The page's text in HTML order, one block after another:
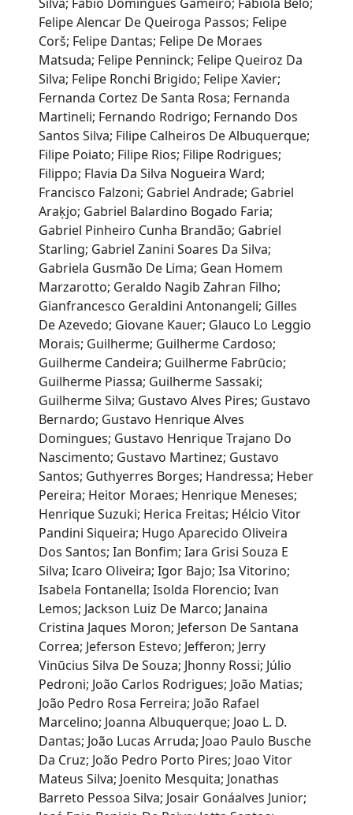
Felipe Alencar De Queiroga Passos; Felipe
Corš; Felipe Dantas; Felipe De Moraes
Matsuda; Felipe Penninck; Felipe Queiroz Da
Silva; Felipe Ronchi Brigido; Felipe Xavier;
Fernanda Cortez De Santa Rosa; Fernanda
Martineli; Fernando Rodrigo; Fernando Dos
Santos Silva; Filipe Calheiros De Albuquerque;
Filipe Poiato; Filipe Rios; Filipe Rodrigues;
Filippo; Flavia Da Silva Nogueira Ward;
Francisco Falzoni; Gabriel Andrade; Gabriel
Araķjo; Gabriel Balardino Bogado Faria;
Gabriel Pinheiro Cunha Brandão; Gabriel
Starling; Gabriel Zanini Soares Da Silva;
Gabriela Gusmão De Lima; Gean Homem
Marzarotto; Geraldo Nagib Zahran Filho;
Gianfrancesco Geraldini Antonangeli; Gilles
De Azevedo; Giovane Kauer; Glauco Lo Leggio
Morais; Guilherme; Guilherme Cardoso;
Guilherme Candeira; Guilherme Fabrūcio;
Guilherme Piassa; Guilherme Sassaki;
Guilherme Silva; Gustavo Alves Pires; Gustavo
Bernardo; Gustavo Henrique Alves
Domingues; Gustavo Henrique Trajano Do
Nascimento; Gustavo Martinez; Gustavo
Santos; Guthyerres Borges; Handressa; Heber
Pereira; Heitor Moraes; Henrique Meneses;
Henrique Suzuki; Herica Freitas; Hélcio Vitor
Pandini Siqueira; Hugo Aparecido Oliveira
Dos Santos; Ian Bonfim; Iara Grisi Souza E
Silva; Icaro Oliveira; Igor Bajo; Isa Vitorino;
Isabela Fontanella; Isolda Florencio; Ivan
Lemos; Jackson Luiz De Marco; Janaina
Cristina Jaques Moron; Jeferson De Santana
Correa; Jeferson Estevo; Jefferon; Jerry
Vinūcius Silva De Souza; Jhonny Rossi; Júlio
Pedroni; João Carlos Rodrigues; João Matias;
João Pedro Rosa Ferreira; João Rafael
Marcelino; Joanna Albuquerque; Joao L. D.
Dantas; João Lucas Arruda; Joao Paulo Busche
Da Cruz; João Pedro Porto Pires; Joao Vitor
Mateus Silva; Joenito Mesquita; Jonathas
Barreto Pessoa Silva; Josair Gonáalves Junior;